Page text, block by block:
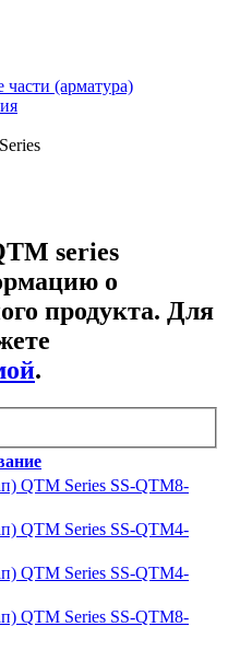
(арматура)
series
о
продукта. Для
.
QTM Series SS-QTM8-
QTM Series SS-QTM4-
QTM Series SS-QTM4-
QTM Series SS-QTM8-